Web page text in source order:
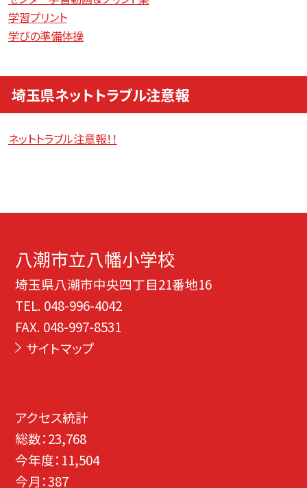
学習プリント
学びの準備体操
埼玉県ネットトラブル注意報
ネットトラブル注意報！！
八潮市立八幡小学校
埼玉県八潮市中央四丁目21番地16
TEL. 048-996-4042
FAX. 048-997-8531
サイトマップ
アクセス統計
総数：23,768
今年度： 11,504
今月：387